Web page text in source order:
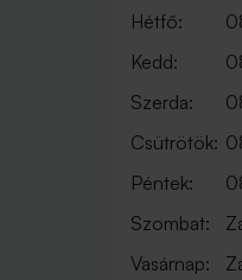
Hétfő:
Kedd:
Szerda:
Csütrötök:
Péntek:
Szombat:
Vasárnap: